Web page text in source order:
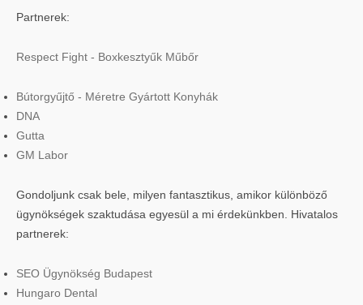
Partnerek:
Respect Fight - Boxkesztyűk Műbőr
Bútorgyűjtő - Méretre Gyártott Konyhák
DNA
Gutta
GM Labor
Gondoljunk csak bele, milyen fantasztikus, amikor különböző
ügynökségek szaktudása egyesül a mi érdekünkben. Hivatalos
partnerek:
SEO Ügynökség Budapest
Hungaro Dental